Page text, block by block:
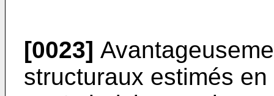
[0023]
structuraux estimés